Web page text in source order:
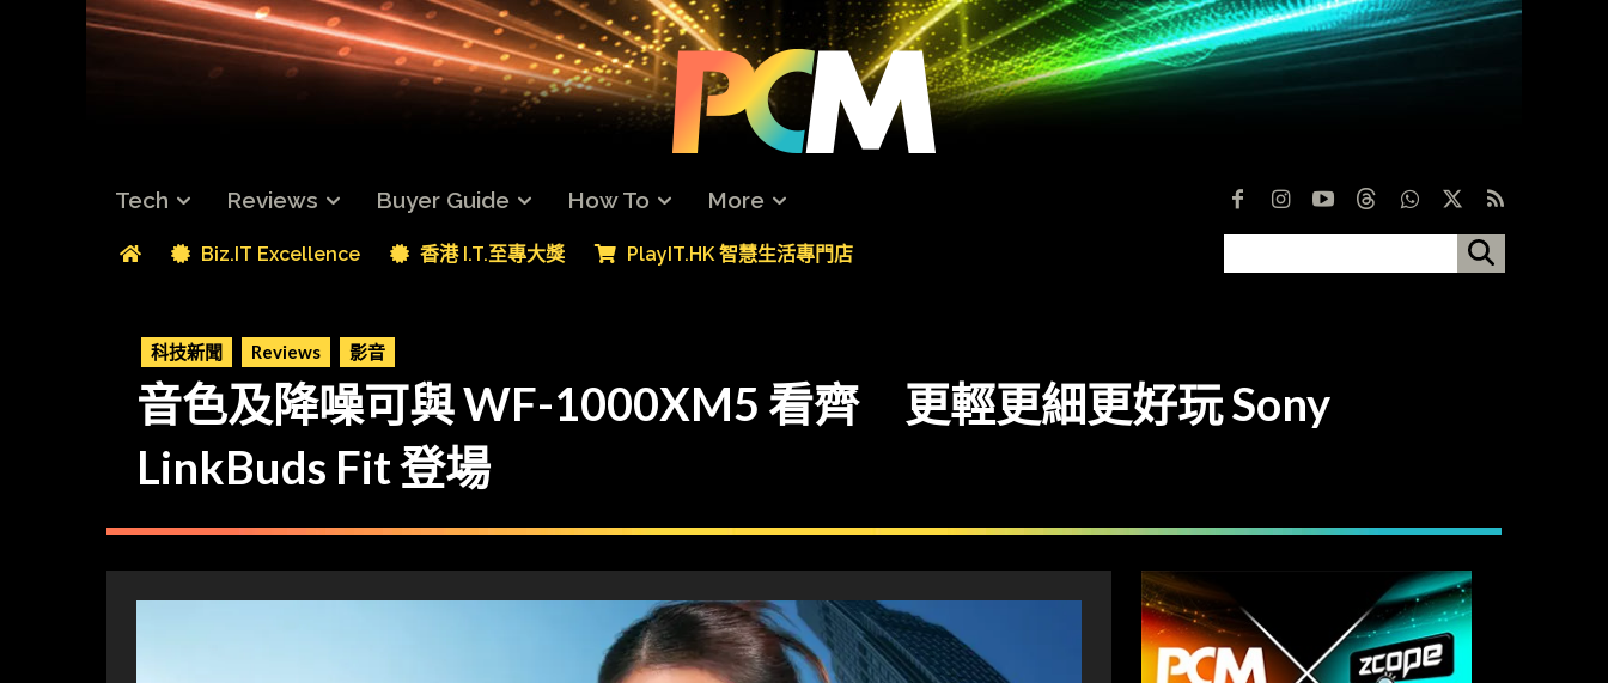
Tech Reviews Buyer Guide How To More
Biz.IT Excellence 香港 I.T.至專大獎 PlayIT.HK 智慧生活專門店
科技新聞 Reviews 影音
音色及降噪可與 WF-1000XM5 看齊 更輕更細更好玩 Sony
LinkBuds Fit 登場